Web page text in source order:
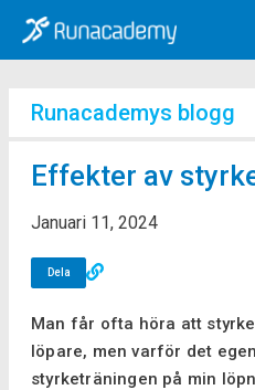
Runacademys blogg
Effekter av
Januari 11, 2024
Dela
Man får ofta höra att
löpare, men varför det
styrketräningen på min